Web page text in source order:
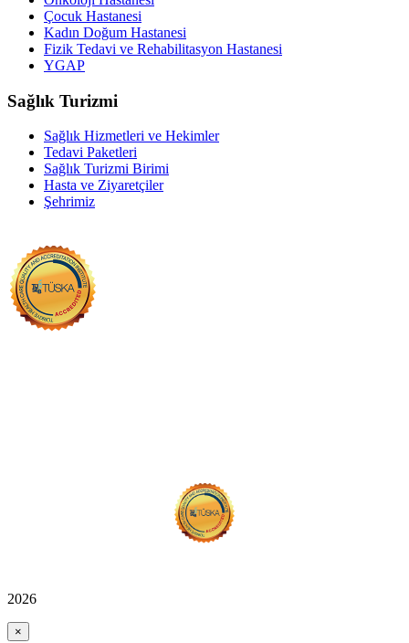
Çocuk Hastanesi
Kadın Doğum Hastanesi
Fizik Tedavi ve Rehabilitasyon Hastanesi
YGAP
Sağlık Turizmi
Sağlık Hizmetleri ve Hekimler
Tedavi Paketleri
Sağlık Turizmi Birimi
Hasta ve Ziyaretçiler
Şehrimiz
2026
×